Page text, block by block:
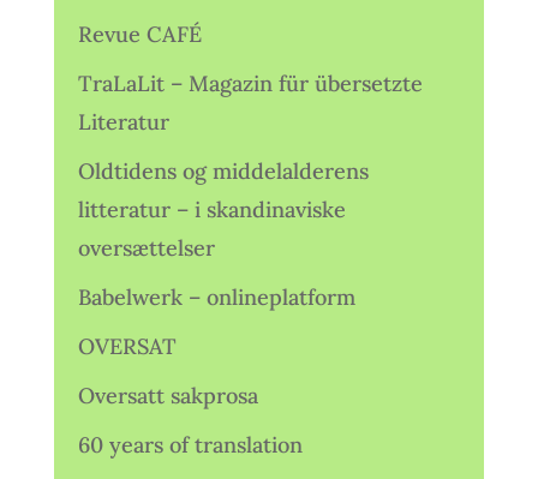
Revue CAFÉ
TraLaLit – Magazin für übersetzte
Literatur
Oldtidens og middelalderens
litteratur – i skandinaviske
oversættelser
Babelwerk – onlineplatform
OVERSAT
Oversatt sakprosa
60 years of translation